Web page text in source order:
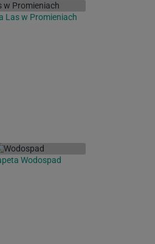
Las w Promieniach
Wodospad